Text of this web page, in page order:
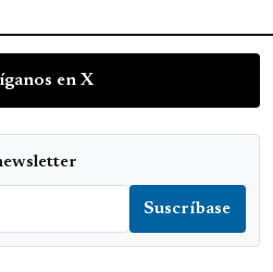
en X